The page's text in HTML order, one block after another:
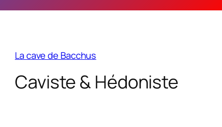
La cave de Bacchus
Caviste & Hédoniste